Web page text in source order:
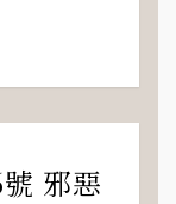
邪惡